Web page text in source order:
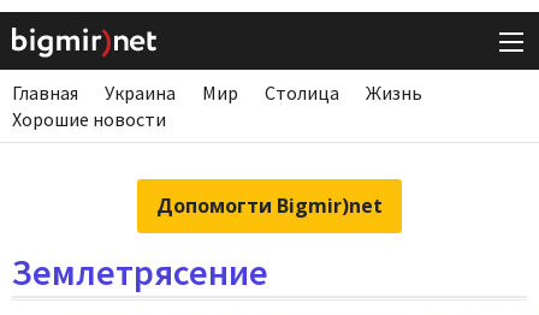
Главная Украина Мир Столица
Жизнь
Хорошие новости
Допомогти Bigmir)net
Землетрясение